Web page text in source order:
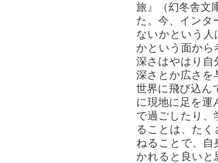
旅』（幻冬舎文
た。今、インタ
ないかという人
かという面から
深さはやはり自
深さとか広さを
世界に飛び込ん
に現地に足を
で過ごしたり、
ることは、た
ねることで、自
かれると良いと